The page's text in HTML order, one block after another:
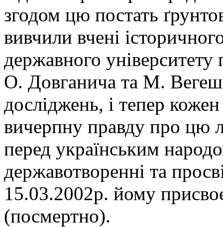
згодом цю постать
вивчили вчені
державного
О. Довганича та М.
досліджень, і тепер
вичерпну правду про цю
перед українським
державотворенні та
15.03.2002р. йому
(посмертно).